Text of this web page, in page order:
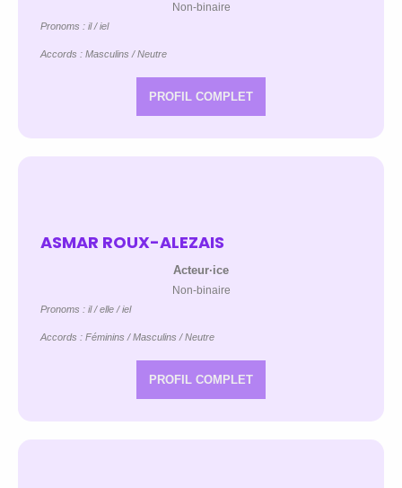
Non-binaire
Pronoms : il / iel
Accords : Masculins / Neutre
PROFIL COMPLET
ASMAR ROUX-ALEZAIS
Acteur·ice
Non-binaire
Pronoms : il / elle / iel
Accords : Féminins / Masculins / Neutre
PROFIL COMPLET